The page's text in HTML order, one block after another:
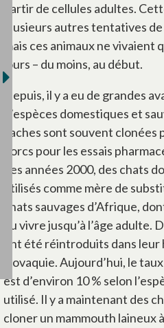
partir de cellules adultes.
plusieurs autres tentatives
mais ces animaux ne
jours – du moins, au début.
Depuis, il y a eu de grandes
d’espèces domestiques et
vaches sont souvent
porcs pour les essais
des années 2000, des chats
utilisés comme mère de
chats sauvages d’Afrique,
pu vivre jusqu’à l’âge
ont été réintroduits dans
Slovaquie. Aujourd’hui, le
est d’environ 10 % selon
utilisé. Il y a maintenant des
cloner un mammouth laineux